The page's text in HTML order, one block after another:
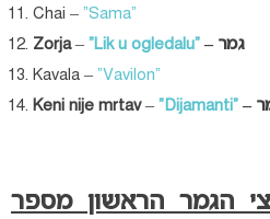
Chai – “Sama”
Zorja– “Lik u ogledalu”
– גמר
Kavala – “Vavilon”
Keni nije mrtav– “Dijamanti”
הגמר הראשון מספר